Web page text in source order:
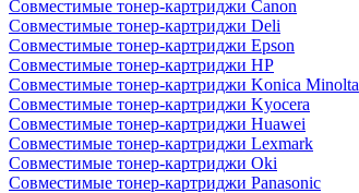
Совместимые тонер-картриджи Canon
Совместимые тонер-картриджи Deli
Совместимые тонер-картриджи Epson
Совместимые тонер-картриджи HP
Совместимые тонер-картриджи Konica Minolta
Совместимые тонер-картриджи Kyocera
Совместимые тонер-картриджи Huawei
Совместимые тонер-картриджи Lexmark
Совместимые тонер-картриджи Oki
Совместимые тонер-картриджи Panasonic